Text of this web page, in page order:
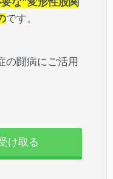
です。
の闘病にご活用
け取る